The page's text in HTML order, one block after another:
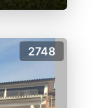
2748